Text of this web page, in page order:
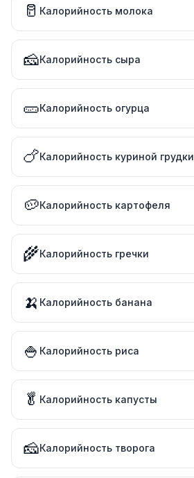
🥛 Калорийность молока
🧀Калорийность сыра
🥒Калорийность огурца
🍗Калорийность куриной грудки
🥔Калорийность картофеля
🌾Калорийность гречки
🍌 Калорийность банана
🍚 Калорийность риса
🥬 Калорийность капусты
🧀Калорийность творога